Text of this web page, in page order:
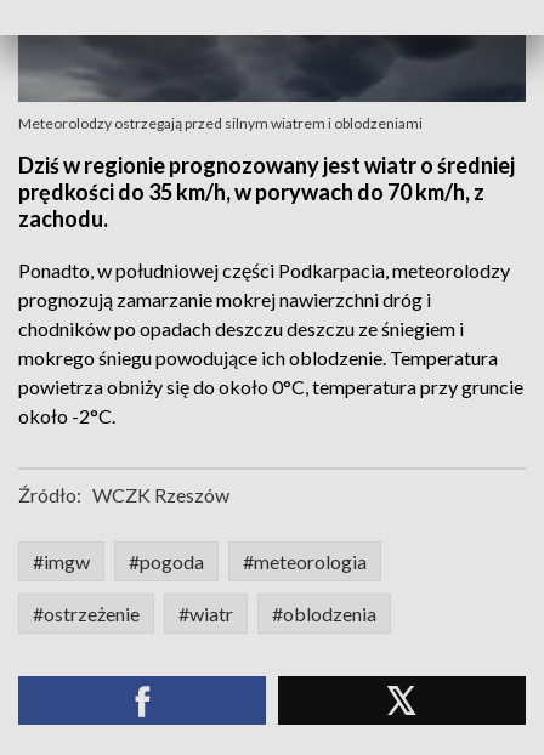
Meteorolodzy ostrzegają przed silnym wiatrem i oblodzeniami
Dziś w regionie prognozowany jest wiatr o średniej
prędkości do 35 km/h, w porywach do 70 km/h, z
zachodu.
Ponadto, w południowej części Podkarpacia, meteorolodzy
prognozują zamarzanie mokrej nawierzchni dróg i
chodników po opadach deszczu deszczu ze śniegiem i
mokrego śniegu powodujące ich oblodzenie. Temperatura
powietrza obniży się do około 0°C, temperatura przy gruncie
około -2°C.
Źródło: WCZK Rzeszów
#imgw #pogoda #meteorologia
#ostrzeżenie #wiatr #oblodzenia